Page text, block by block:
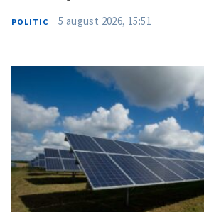
POLITIC 5 august 2026, 15:51
Titlu știre+ Adaugă titlu
Fotografie
+ Încarcă imagine
Link media
+ Link media